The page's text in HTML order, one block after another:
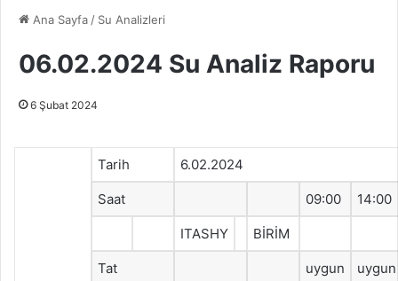
Ana Sayfa / Su Analizleri
06.02.2024 Su Analiz Raporu
6 Şubat 2024
Tarih 6.02.2024
Saat 09:00 14:00
ITASHY BİRİM
Tat uygun uygun